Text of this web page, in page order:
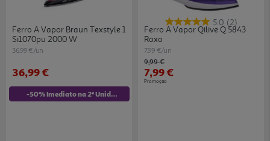
Ferro A Vapor Braun Texstyle 1
Si1070pu 2000 W
36.99 €/un
36,99 €
-50% Imediato na 2ª Unidade
5.0 (2)
Ferro A Vapor Qilive Q.5843
Roxo
7.99 €/un
Price reduced from
9,99 €to
7,99 €
Promoção